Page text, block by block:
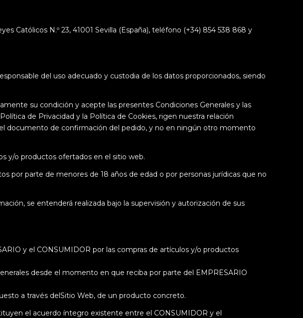
Católicos N.º 23, 41001 Sevilla (España), teléfono (+34) 854 538 868 y
del uso adecuado y custodia de los datos proporcionados, siendo
su condición y acepte las presentes Condiciones Generales y las
de Privacidad y la Política de Cookies, rigen nuestra relación
documento de confirmación del pedido, y no en ningún otro momento
y/o productos ofertados en el sitio web.
por parte de menores de 18 años de edad o por personas jurídicas que no
se entenderá realizada bajo la supervisión y autorización de sus
y el CONSUMIDOR por las compras de artículos y/o productos
desde el momento en que reciba por parte del EMPRESARIO
a través delSitio Web, de un producto concreto.
el acuerdo íntegro existente entre el CONSUMIDOR y el